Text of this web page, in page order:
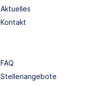
Aktuelles
Kontakt
FAQ
Stellenangebote